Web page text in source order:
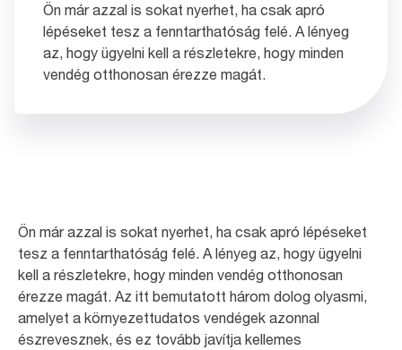
Ön már azzal is sokat nyerhet, ha csak apró
lépéseket tesz a fenntarthatóság felé. A lényeg
az, hogy ügyelni kell a részletekre, hogy minden
vendég otthonosan érezze magát.
Ön már azzal is sokat nyerhet, ha csak apró lépéseket
tesz a fenntarthatóság felé. A lényeg az, hogy ügyelni
kell a részletekre, hogy minden vendég otthonosan
érezze magát. Az itt bemutatott három dolog olyasmi,
amelyet a környezettudatos vendégek azonnal
észrevesznek, és ez tovább javítja kellemes